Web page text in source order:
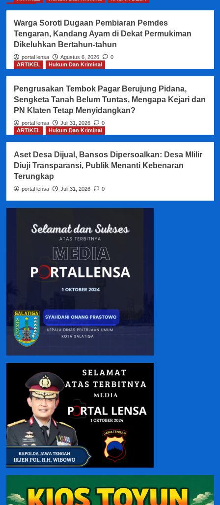
Warga Soroti Dugaan Pembiaran Pemdes
Tengaran, Kandang Ayam di Dekat Permukiman
Dikeluhkan Bertahun-tahun
portal lensa Agustus 6, 2026
0
ARTIKEL
Hukum Dan Kriminal
Pengrusakan Tembok Pagar Berujung Pidana,
Sengketa Tanah Belum Tuntas, Mengapa Kejari dan
PN Klaten Tetap Menyidangkan?
portal lensa Juli 31, 2026
0
ARTIKEL
Hukum Dan Kriminal
Aset Desa Dijual, Bansos Dipersoalkan: Desa Mlilir
Diuji Transparansi, Publik Menanti Kebenaran
Terungkap
portal lensa Juli 31, 2026 0